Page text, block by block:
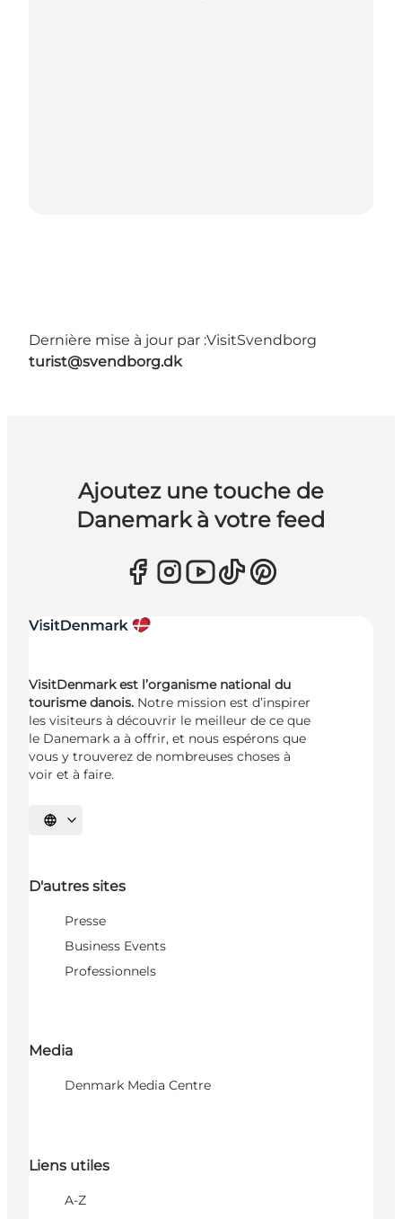
Dernière mise à jour par :VisitSvendborg
turist@svendborg.dk
Ajoutez une touche de
Danemark à votre feed
VisitDenmark est l’organisme national du
tourisme danois. Notre mission est d’inspirer
les visiteurs à découvrir le meilleur de ce que
le Danemark a à offrir, et nous espérons que
vous y trouverez de nombreuses choses à
voir et à faire.
Choisissez la langue
D'autres sites
Presse
Business Events
Professionnels
Media
Denmark Media Centre
Liens utiles
A-Z